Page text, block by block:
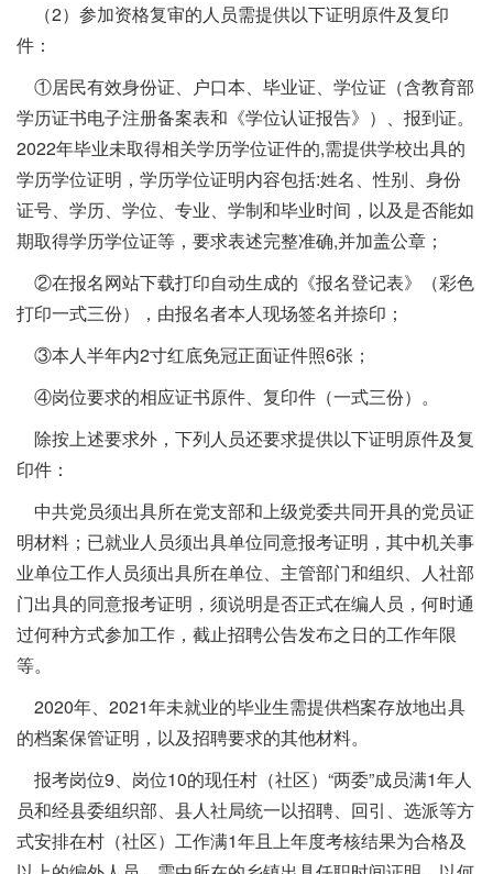
（2）参加资格复审的人员需提供以下证明原件及复印
件：
①居民有效身份证、户口本、毕业证、学位证（含教育部
学历证书电子注册备案表和《学位认证报告》）、报到证。
2022年毕业未取得相关学历学位证件的,需提供学校出具的
学历学位证明，学历学位证明内容包括:姓名、性别、身份
证号、学历、学位、专业、学制和毕业时间，以及是否能如
期取得学历学位证等，要求表述完整准确,并加盖公章；
②在报名网站下载打印自动生成的《报名登记表》（彩色
打印一式三份），由报名者本人现场签名并捺印；
③本人半年内2寸红底免冠正面证件照6张；
④岗位要求的相应证书原件、复印件（一式三份）。
除按上述要求外，下列人员还要求提供以下证明原件及复
印件：
中共党员须出具所在党支部和上级党委共同开具的党员证
明材料；已就业人员须出具单位同意报考证明，其中机关事
业单位工作人员须出具所在单位、主管部门和组织、人社部
门出具的同意报考证明，须说明是否正式在编人员，何时通
过何种方式参加工作，截止招聘公告发布之日的工作年限
等。
2020年、2021年未就业的毕业生需提供档案存放地出具
的档案保管证明，以及招聘要求的其他材料。
报考岗位9、岗位10的现任村（社区）“两委”成员满1年人
员和经县委组织部、县人社局统一以招聘、回引、选派等方
式安排在村（社区）工作满1年且上年度考核结果为合格及